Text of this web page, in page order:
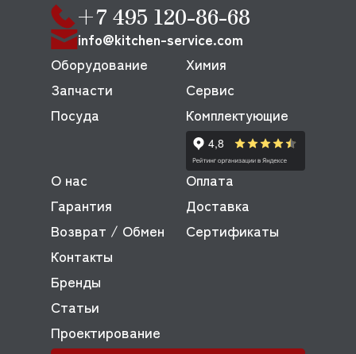
+7 495 120-86-68
info@kitchen-service.com
Оборудование
Запчасти
Посуда
Химия
Сервис
Комплектующие
О нас
Оплата
Гарантия
Доставка
Возврат / Обмен
Сертификаты
Контакты
Бренды
Статьи
Проектирование